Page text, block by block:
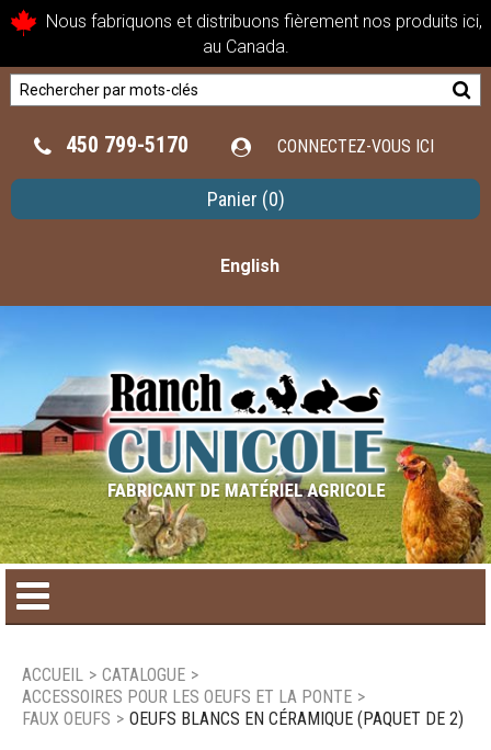
Nous fabriquons et distribuons fièrement nos produits ici,
au Canada.
450 799-5170 CONNECTEZ-VOUS ICI
Panier (0)
English
Catalogue de produit
ACCUEIL > CATALOGUE >
ACCESSOIRES POUR LES OEUFS ET LA PONTE >
FAUX OEUFS > OEUFS BLANCS EN CÉRAMIQUE (PAQUET DE 2)